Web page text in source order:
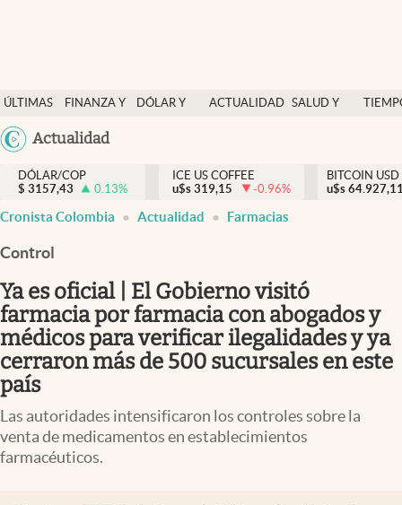
ÚLTIMAS
NOTICIAS
FINANZA Y
DÓLAR Y
ACTUALIDAD SALUD Y
México
Actualidad
Salud y nutrición
Vida espiritual
Actualidad
Colombia
DÓLAR/COP
$ 3157,43 0.13%
ICE US COFFEE
u$s 319,15 -0.96%
BITCOIN USD
u$s
Cronista Colombia Actualidad Farmacias
Control
Ya es oficial | El Gobierno visitó
farmacia por farmacia con abogados y
médicos para verificar ilegalidades y ya
cerraron más de 500 sucursales en este
país
Las autoridades intensificaron los controles sobre la
venta de medicamentos en establecimientos
farmacéuticos.